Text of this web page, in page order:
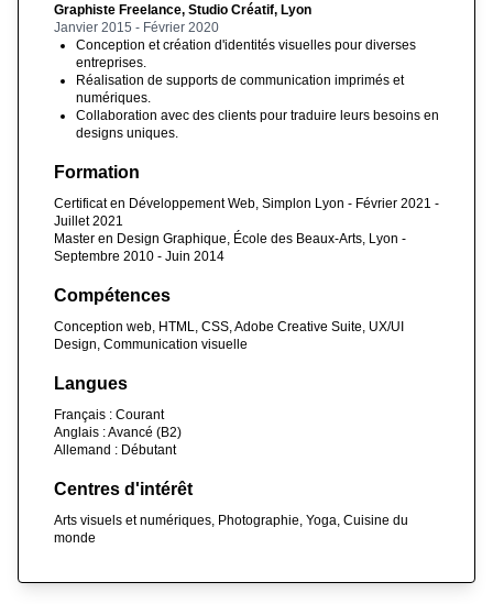
Graphiste Freelance, Studio Créatif, Lyon
Janvier 2015 - Février 2020
Conception et création d'identités visuelles pour diverses
entreprises.
Réalisation de supports de communication imprimés et
numériques.
Collaboration avec des clients pour traduire leurs besoins en
designs uniques.
Formation
Certificat en Développement Web, Simplon Lyon - Février 2021 -
Juillet 2021
Master en Design Graphique, École des Beaux-Arts, Lyon -
Septembre 2010 - Juin 2014
Compétences
Conception web, HTML, CSS, Adobe Creative Suite, UX/UI
Design, Communication visuelle
Langues
Français : Courant
Anglais : Avancé (B2)
Allemand : Débutant
Centres d'intérêt
Arts visuels et numériques, Photographie, Yoga, Cuisine du
monde